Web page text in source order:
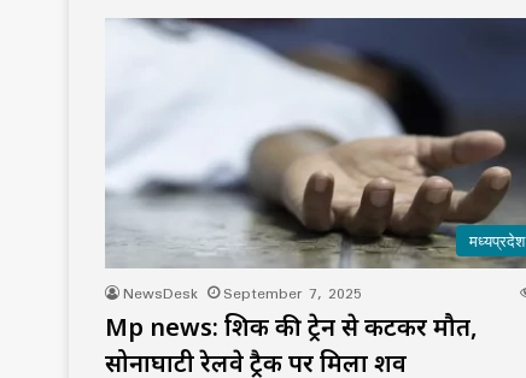
मध्यप्रदेश
NewsDesk September 7, 2025
Mp news: शिक्षक की ट्रेन से कटकर मौत,
सोनाघाटी रेलवे ट्रैक पर मिला शव